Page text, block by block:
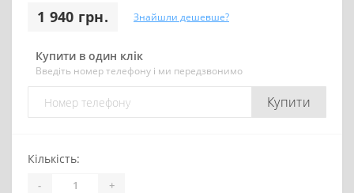
1 940 грн. Знайшли дешевше?
Купити в один клік
Введіть номер телефону і ми передзвонимо
Купити
Кількість:
- +